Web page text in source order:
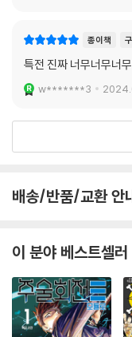
종이책
특전 진짜 너무너무너
w*******3
배송/반품/교환 안
이 분야 베스트셀러